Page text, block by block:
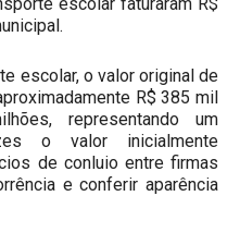
escolar faturaram R$
escolar, o valor original de
R$ 385 mil
representando um
o valor inicialmente
de conluio entre firmas
e conferir aparência